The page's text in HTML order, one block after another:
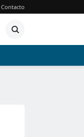
Contacto